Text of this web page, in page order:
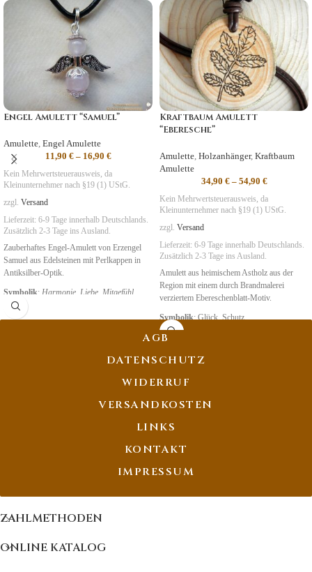
Engel Amulett “Samuel”
Amulette, Engel Amulette
11,90 €– 16,90 €
Kein Mehrwertsteuerausweis, da
Kleinunternehmer nach §19 (1) UStG.
zzgl. Versand
Lieferzeit: 6-9 Tage innerhalb Deutschlands.
Zusätzlich 2-3 Tage ins Ausland.
Zauberhaftes Engel-Amulett von Erzengel
Samuel aus Edelsteinen mit Perlkappen in
Antiksilber-Optik.
Symbolik: Harmonie, Liebe, Mitgefühl
Kraftbaum Amulett
“Eberesche”
Amulette, Holzanhänger, Kraftbaum
Amulette
34,90 €– 54,90 €
Kein Mehrwertsteuerausweis, da
Kleinunternehmer nach §19 (1) UStG.
zzgl. Versand
Lieferzeit: 6-9 Tage innerhalb Deutschlands.
Zusätzlich 2-3 Tage ins Ausland.
Amulett aus heimischem Astholz aus der
Region mit einem durch Brandmalerei
verziertem Ebereschenblatt-Motiv.
Symbolik: Glück, Schutz
AGB
DATENSCHUTZ
WIDERRUF
VERSANDKOSTEN
LINKS
KONTAKT
IMPRESSUM
ZAHLMETHODEN
ONLINE KATALOG